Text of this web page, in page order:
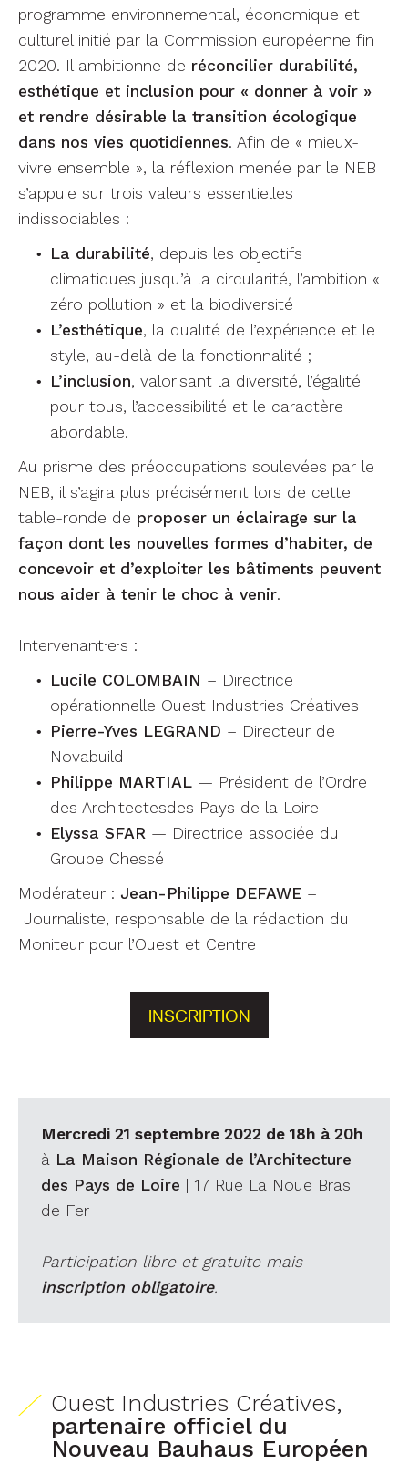
programme environnemental, économique et
culturel initié par la Commission européenne fin
2020. Il ambitionne de réconcilier durabilité,
esthétique et inclusion pour « donner à voir »
et rendre désirable la transition écologique
dans nos vies quotidiennes. Afin de « mieux-
vivre ensemble », la réflexion menée par le NEB
s’appuie sur trois valeurs essentielles
indissociables :
La durabilité, depuis les objectifs
climatiques jusqu’à la circularité, l’ambition «
zéro pollution » et la biodiversité
L’esthétique, la qualité de l’expérience et le
style, au-delà de la fonctionnalité ;
L’inclusion, valorisant la diversité, l’égalité
pour tous, l’accessibilité et le caractère
abordable.
Au prisme des préoccupations soulevées par le
NEB, il s’agira plus précisément lors de cette
table-ronde de proposer un éclairage sur la
façon dont les nouvelles formes d’habiter, de
concevoir et d’exploiter les bâtiments peuvent
nous aider à tenir le choc à venir.
Intervenant·e·s :
Lucile COLOMBAIN – Directrice
opérationnelle Ouest Industries Créatives
Pierre-Yves LEGRAND – Directeur de
Novabuild
Philippe MARTIAL — Président de l’Ordre
des Architectesdes Pays de la Loire
Elyssa SFAR — Directrice associée du
Groupe Chessé
Modérateur : Jean-Philippe DEFAWE –
Journaliste, responsable de la rédaction du
Moniteur pour l’Ouest et Centre
INSCRIPTION
Mercredi 21 septembre 2022 de 18h à 20h
à La Maison Régionale de l’Architecture
des Pays de Loire | 17 Rue La Noue Bras
de Fer
Participation libre et gratuite mais
inscription obligatoire.
Ouest Industries Créatives,
partenaire officiel du
Nouveau Bauhaus Européen